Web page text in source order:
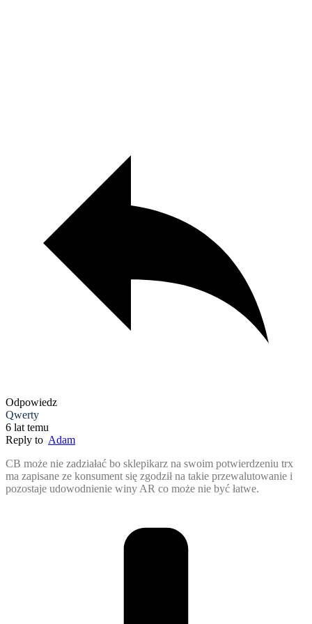
Odpowiedz
Qwerty
6 lat temu
Reply to Adam
CB może nie zadziałać bo sklepikarz na swoim potwierdzeniu trx
ma zapisane ze konsument się zgodził na takie przewalutowanie i
pozostaje udowodnienie winy AR co może nie być łatwe.